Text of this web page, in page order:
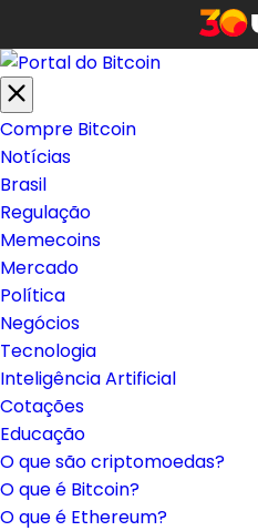
Compre Bitcoin
Notícias
Brasil
Regulação
Memecoins
Mercado
Política
Negócios
Tecnologia
Inteligência Artificial
Cotações
Educação
O que são criptomoedas?
O que é Bitcoin?
O que é Ethereum?